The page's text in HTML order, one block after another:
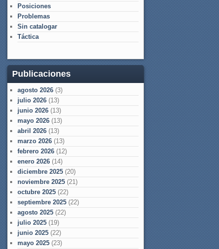
Posiciones
Problemas
Sin catalogar
Táctica
Publicaciones
agosto 2026 (3)
julio 2026 (13)
junio 2026 (13)
mayo 2026 (13)
abril 2026 (13)
marzo 2026 (13)
febrero 2026 (12)
enero 2026 (14)
diciembre 2025 (20)
noviembre 2025 (21)
octubre 2025 (22)
septiembre 2025 (22)
agosto 2025 (22)
julio 2025 (19)
junio 2025 (22)
mayo 2025 (23)